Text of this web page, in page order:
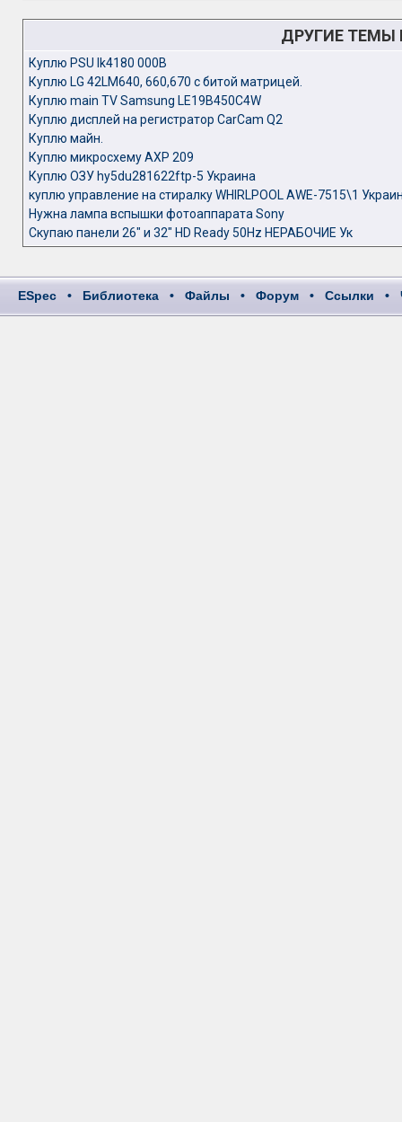
ДРУГИЕ ТЕМЫ
Куплю PSU lk4180 000B
Куплю LG 42LM640, 660,670 с битой матрицей.
Куплю main TV Samsung LE19B450C4W
Куплю дисплей на регистратор CarCam Q2
Куплю майн.
Куплю микросхему AXP 209
Куплю ОЗУ hy5du281622ftp-5 Украина
куплю управление на стиралку WHIRLPOOL AWE-7515\1
Нужна лампа вспышки фотоаппарата Sony
Скупаю панели 26" и 32" HD Ready 50Hz НЕРАБОЧИЕ Ук
ESpec • Библиотека • Файлы • Форум • Ссылки •